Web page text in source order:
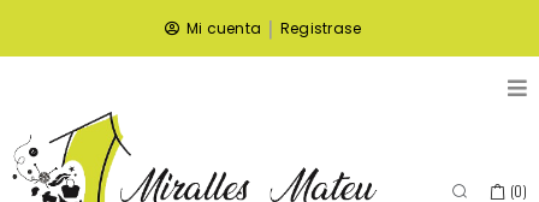
Mi cuenta | Registrase
(0)